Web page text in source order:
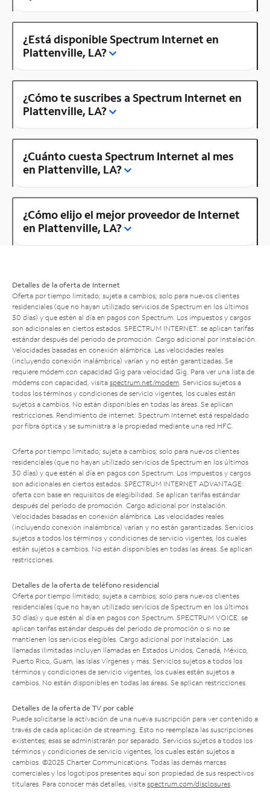
¿Está disponible Spectrum Internet en
Plattenville, LA?
¿Cómo te suscribes a Spectrum Internet en
Plattenville, LA?
¿Cuánto cuesta Spectrum Internet al mes
en Plattenville, LA?
¿Cómo elijo el mejor proveedor de Internet
en Plattenville, LA?
Detalles de la oferta de Internet
Oferta por tiempo limitado; sujeta a cambios; solo para nuevos clientes
residenciales (que no hayan utilizado servicios de Spectrum en los últimos
30 días) y que estén al día en pagos con Spectrum. Los impuestos y cargos
son adicionales en ciertos estados. SPECTRUM INTERNET: se aplican tarifas
estándar después del período de promoción. Cargo adicional por instalación.
Velocidades basadas en conexión alámbrica. Las velocidades reales
(incluyendo conexión inalámbrica) varían y no están garantizadas. Se
requiere módem con capacidad Gig para velocidad Gig. Para ver una lista de
módems con capacidad, visita spectrum.net/modem . Servicios sujetos a
todos los términos y condiciones de servicio vigentes, los cuales están
sujetos a cambios. No están disponibles en todas las áreas. Se aplican
restricciones. Rendimiento de Internet: Spectrum Internet está respaldado
por fibra óptica y se suministra a la propiedad mediante una red HFC.
Oferta por tiempo limitado; sujeta a cambios; solo para nuevos clientes
residenciales (que no hayan utilizado servicios de Spectrum en los últimos
30 días) y que estén al día en pagos con Spectrum. Los impuestos y cargos
son adicionales en ciertos estados. SPECTRUM INTERNET ADVANTAGE:
oferta con base en requisitos de elegibilidad. Se aplican tarifas estándar
después del período de promoción. Cargo adicional por instalación.
Velocidades basadas en conexión alámbrica. Las velocidades reales
(incluyendo conexión inalámbrica) varían y no están garantizadas. Servicios
sujetos a todos los términos y condiciones de servicio vigentes, los cuales
están sujetos a cambios. No están disponibles en todas las áreas. Se aplican
restricciones.
Detalles de la oferta de teléfono residencial
Oferta por tiempo limitado; sujeta a cambios; solo para nuevos clientes
residenciales (que no hayan utilizado servicios de Spectrum en los últimos
30 días) y que estén al día en pagos con Spectrum. SPECTRUM VOICE: se
aplican tarifas estándar después del período de promoción o si no se
mantienen los servicios elegibles. Cargo adicional por instalación. Las
llamadas ilimitadas incluyen llamadas en Estados Unidos, Canadá, México,
Puerto Rico, Guam, las Islas Vírgenes y más. Servicios sujetos a todos los
términos y condiciones de servicio vigentes, los cuales están sujetos a
cambios. No están disponibles en todas las áreas. Se aplican restricciones.
Detalles de la oferta de TV por cable
Puede solicitarse la activación de una nueva suscripción para ver contenido a
través de cada aplicación de streaming. Esto no reemplaza las suscripciones
existentes; esas se administrarán por separado. Servicios sujetos a todos los
términos y condiciones de servicio vigentes, los cuales están sujetos a
cambios. ©2025 Charter Communications. Todas las demás marcas
comerciales y los logotipos presentes aquí son propiedad de sus respectivos
titulares. Para conocer más detalles, visita spectrum.com/disclosures